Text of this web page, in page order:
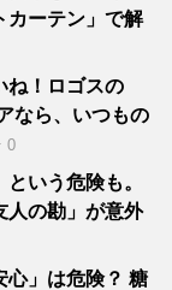
カーテン」で解
ね！ロゴスの
なら、いつもの
0
いう危険も。
人の勘」が意外
心」は危険？ 糖